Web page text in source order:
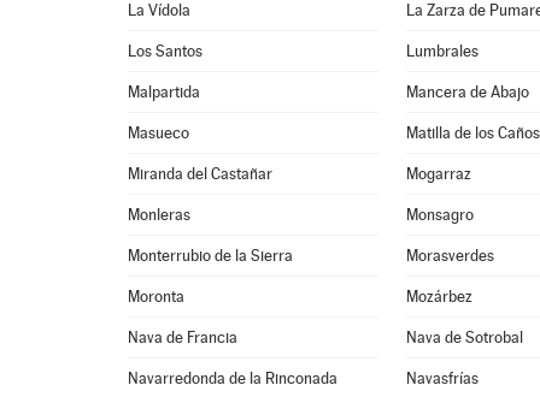
La Vídola La Zarza de
Los Santos Lumbrales
Malpartida Mancera de Abajo
Masueco Matilla de los
Miranda del Castañar Mogarraz
Monleras Monsagro
Monterrubio de la Sierra Morasverdes
Moronta Mozárbez
Nava de Francia Nava de Sotrobal
Navarredonda de la Rinconada Navasfrías